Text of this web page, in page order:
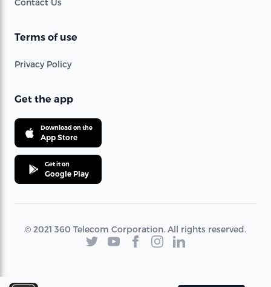
Contact Us
Terms of use
Privacy Policy
Get the app
Download on the
App Store
Get it on
Google Play
© 2021 360 Telecom Corporation. All rights reserved.